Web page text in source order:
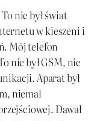
nie był świat
w kieszeni i
Mój telefon
nie był GSM, nie
Aparat był
niemal
Dawał